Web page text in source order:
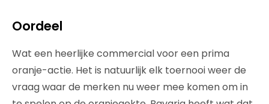
Oordeel
Wat een heerlijke commercial voor een prima
oranje-actie. Het is natuurlijk elk toernooi weer de
vraag waar de merken nu weer mee komen om in